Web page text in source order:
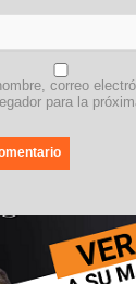
correo
para la